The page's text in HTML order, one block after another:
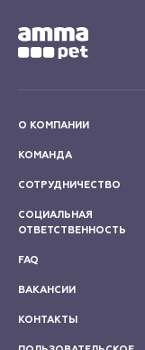
О КОМПАНИИ
КОМАНДА
СОТРУДНИЧЕСТВО
СОЦИАЛЬНАЯ
ОТВЕТСТВЕННОСТЬ
FAQ
ВАКАНСИИ
КОНТАКТЫ